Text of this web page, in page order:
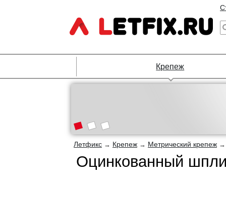
Крепеж
Летфикс → Крепеж → Метрический крепеж
Оцинкованный